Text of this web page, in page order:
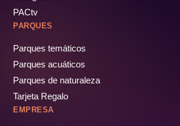
PACtv
PARQUES
Parques temáticos
Parques acuáticos
Parques de naturaleza
Tarjeta Regalo
EMPRESA